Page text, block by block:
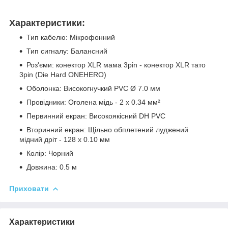
Характеристики:
Тип кабелю: Мікрофонний
Тип сигналу: Балансний
Роз'єми: конектор XLR мама 3pin - конектор XLR тато
3pin (Die Hard ONEHERO)
Оболонка: Високогнучкий PVC Ø 7.0 мм
Провідники: Оголена мідь - 2 x 0.34 мм²
Первинний екран: Високоякісний DH PVC
Вторинний екран: Щільно обплетений луджений
мідний дріт - 128 x 0.10 мм
Колір: Чорний
Довжина: 0.5 м
Приховати
Характеристики